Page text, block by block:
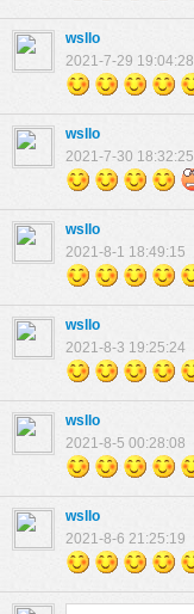
wsllo
2021-7-29 19:04:28
wsllo
2021-7-30 18:32:25
wsllo
2021-8-1 18:49:15
wsllo
2021-8-3 19:25:24
wsllo
2021-8-5 00:28:08
wsllo
2021-8-6 21:25:19